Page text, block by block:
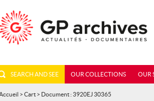
SEARCH AND SEE OUR COLLECTIONS OUR
> Cart > Document : 3920EJ 30365